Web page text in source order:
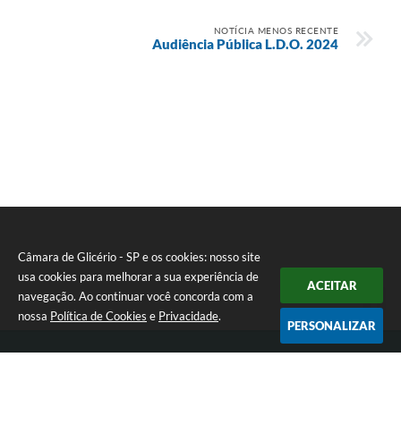
Câmara de Glicério - SP e os cookies: nosso site
usa cookies para melhorar a sua experiência de
navegação. Ao continuar você concorda com a
nossa Política de Cookies e Privacidade.
ACEITAR
PERSONALIZAR
NOTÍCIA MENOS RECENTE
Audiência Pública L.D.O. 2024